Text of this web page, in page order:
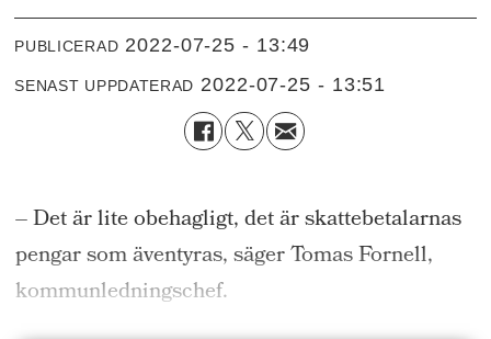
PUBLICERAD 2022-07-25 - 13:49
SENAST UPPDATERAD 2022-07-25 - 13:51
– Det är lite obehagligt, det är skattebetalarnas
pengar som äventyras, säger Tomas Fornell,
kommunledningschef.